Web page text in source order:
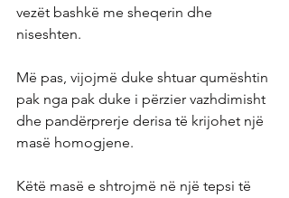
vezët bashkë me sheqerin dhe
niseshten.
Më pas, vijojmë duke shtuar qumështin
pak nga pak duke i përzier vazhdimisht
dhe pandërprerje derisa të krijohet një
masë homogjene.
Këtë masë e shtrojmë në një tepsi të